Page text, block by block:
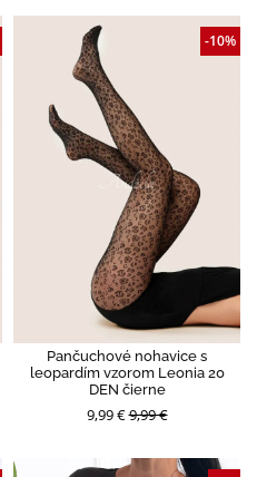
Pančuchové nohavice s
leopardím vzorom Leonia 20
DEN čierne
9,99 €9,99 €
-10%